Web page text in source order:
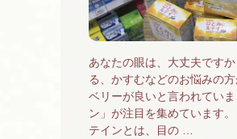
あなたの眼は、大丈夫です
る、かすむなどのお悩みの
ベリーが良いと言われてい
ン」が注目を集めています
テインとは、目の …